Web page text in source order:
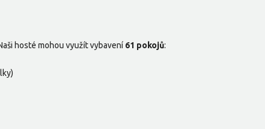
hosté mohou využít vybavení 61 pokojů: